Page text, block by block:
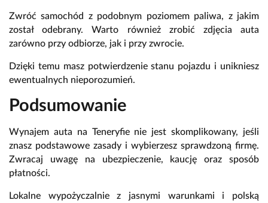
Zwróć samochód z podobnym poziomem paliwa, z jakim
został odebrany. Warto również zrobić zdjęcia auta
zarówno przy odbiorze, jak i przy zwrocie.
Dzięki temu masz potwierdzenie stanu pojazdu i unikniesz
ewentualnych nieporozumień.
Podsumowanie
Wynajem auta na Teneryfie nie jest skomplikowany, jeśli
znasz podstawowe zasady i wybierzesz sprawdzoną firmę.
Zwracaj uwagę na ubezpieczenie, kaucję oraz sposób
płatności.
Lokalne wypożyczalnie z jasnymi warunkami i polską